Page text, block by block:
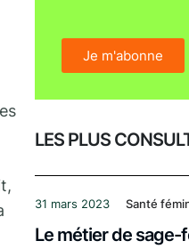
Je m'abonne
LES PLUS
31 mars 2023 Santé
Le métier de sage-